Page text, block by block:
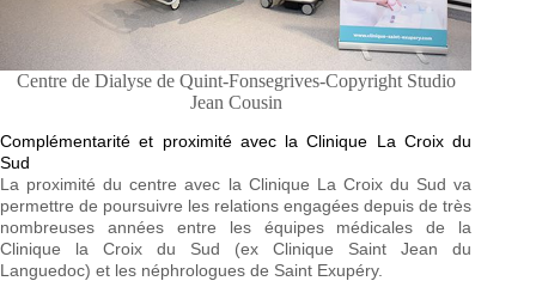
Centre de Dialyse de Quint-Fonsegrives-Copyright Studio
Jean Cousin
Complémentarité et proximité avec la Clinique La Croix du
Sud
La proximité du centre avec la Clinique La Croix du Sud va
permettre de poursuivre les relations engagées depuis de très
nombreuses années entre les équipes médicales de la
Clinique la Croix du Sud (ex Clinique Saint Jean du
Languedoc) et les néphrologues de Saint Exupéry.